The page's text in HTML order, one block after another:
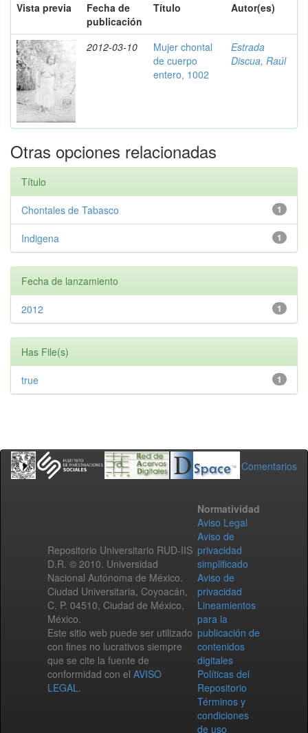
Vista previa
Fecha de
publicación
Título Autor(es)
2012-03-10
Mujer chontal
de cuerpo
entero, 1002
Estrada
Discua, Raúl
Otras opciones relacionadas
Título
1
Chontales de Tabasco
1
Indigena
Fecha de lanzamiento
1
2012
Has File(s)
1
true
Comentarios
Repositorio Universitario RUD-IIS
D.R. © 2010. Universidad
Nacional Autónoma de México.
Ciudad Universitaria, Coyoacán,
C. P. 04510, Ciudad de México,
México.
Este sitio web puede ser utilizado
con fines no lucrativos siempre
que se cite la fuente de
conformidad con el AVISO
LEGAL.
Normatividad
Aviso Legal
Aviso de
privacidad
simplificado
Aviso de
privacidad
Lineamientos
para la
publicación de
contenidos
digitales
Políticas del
Repositorio
Términos y
condiciones
de uso